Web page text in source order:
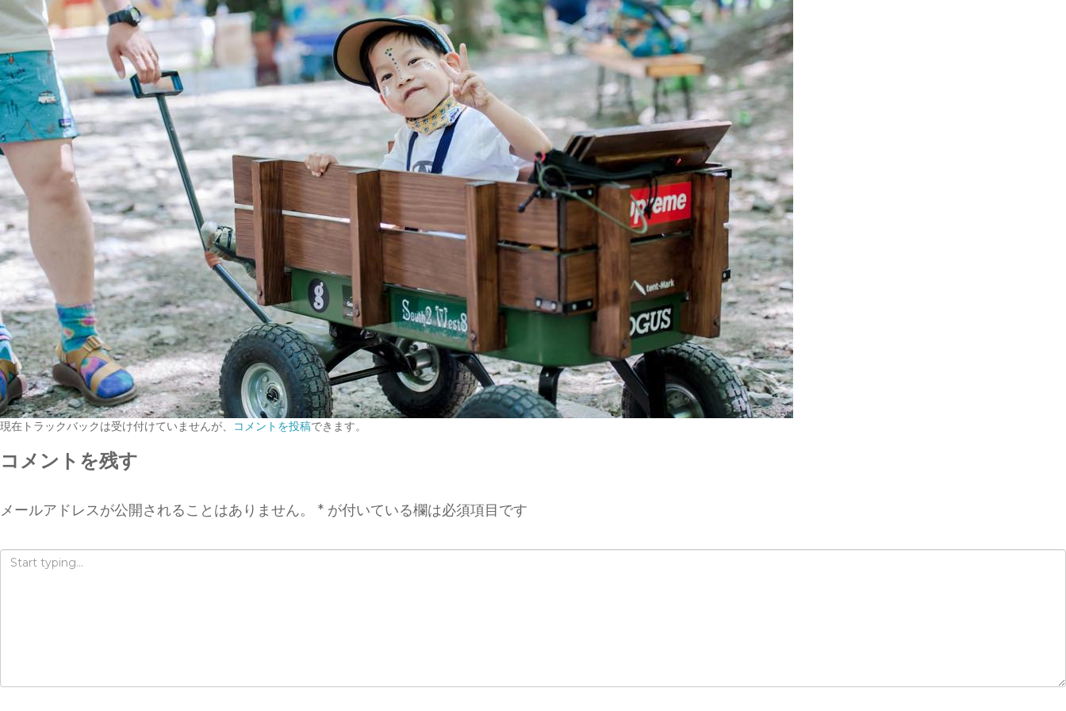
現在トラックバックは受け付けていませんが、 コメントを投稿できます。
コメントを残す
メールアドレスが公開されることはありません。 * が付いている欄は必須項目です